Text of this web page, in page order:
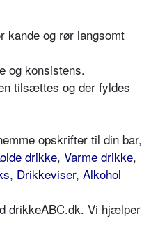
kande og rør langsomt
og konsistens.
tilsættes og der fyldes
opskrifter til din bar,
drikke, Varme drikke,
, Drikkeviser, Alkohol
drikkeABC.dk. Vi hjælper